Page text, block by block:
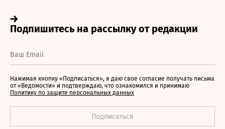
Нажимая кнопку «Подписаться», я даю свое согласие получать письма
от «Ведомости» и подтверждаю, что ознакомился и принимаю
Политику по защите персональных данных